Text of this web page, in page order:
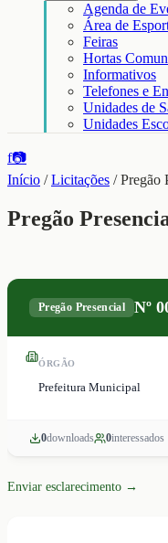
Agenda de
Área de
Feiras
Hortas
Informativos
Telefones e
Unidades de
Unidades
f📷
Início /Licitações /Pregão
Pregão
Pregão Presencial Nº
ÓRGÃO
Prefeitura Municipal
0downloads 0interessados
Enviar esclarecimento →